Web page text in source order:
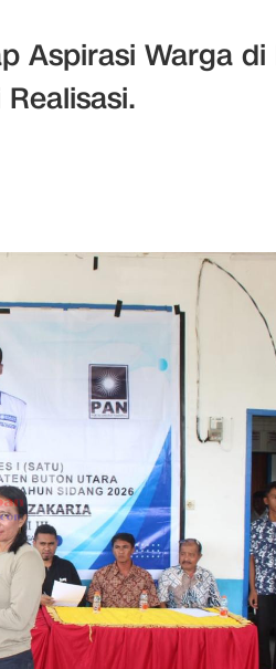
Aspirasi Warga di